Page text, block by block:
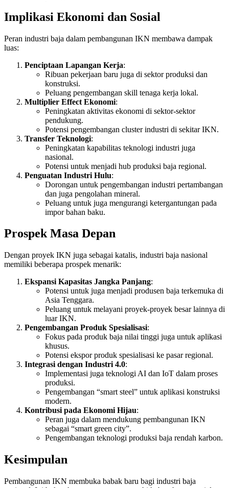
Implikasi Ekonomi dan Sosial
Peran industri baja dalam pembangunan IKN membawa dampak
luas:
Penciptaan Lapangan Kerja:
Ribuan pekerjaan baru juga di sektor produksi dan
konstruksi.
Peluang pengembangan skill tenaga kerja lokal.
Multiplier Effect Ekonomi:
Peningkatan aktivitas ekonomi di sektor-sektor
pendukung.
Potensi pengembangan cluster industri di sekitar IKN.
Transfer Teknologi:
Peningkatan kapabilitas teknologi industri juga
nasional.
Potensi untuk menjadi hub produksi baja regional.
Penguatan Industri Hulu:
Dorongan untuk pengembangan industri pertambangan
dan juga pengolahan mineral.
Peluang untuk juga mengurangi ketergantungan pada
impor bahan baku.
Prospek Masa Depan
Dengan proyek IKN juga sebagai katalis, industri baja nasional
memiliki beberapa prospek menarik:
Ekspansi Kapasitas Jangka Panjang:
Potensi untuk juga menjadi produsen baja terkemuka di
Asia Tenggara.
Peluang untuk melayani proyek-proyek besar lainnya di
luar IKN.
Pengembangan Produk Spesialisasi:
Fokus pada produk baja nilai tinggi juga untuk aplikasi
khusus.
Potensi ekspor produk spesialisasi ke pasar regional.
Integrasi dengan Industri 4.0:
Implementasi juga teknologi AI dan IoT dalam proses
produksi.
Pengembangan “smart steel” untuk aplikasi konstruksi
modern.
Kontribusi pada Ekonomi Hijau:
Peran juga dalam mendukung pembangunan IKN
sebagai “smart green city”.
Pengembangan teknologi produksi baja rendah karbon.
Kesimpulan
Pembangunan IKN membuka babak baru bagi industri baja